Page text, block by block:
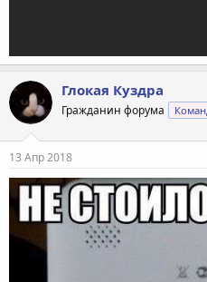
Глокая Куздра
Гражданин форума
13 Апр 2018